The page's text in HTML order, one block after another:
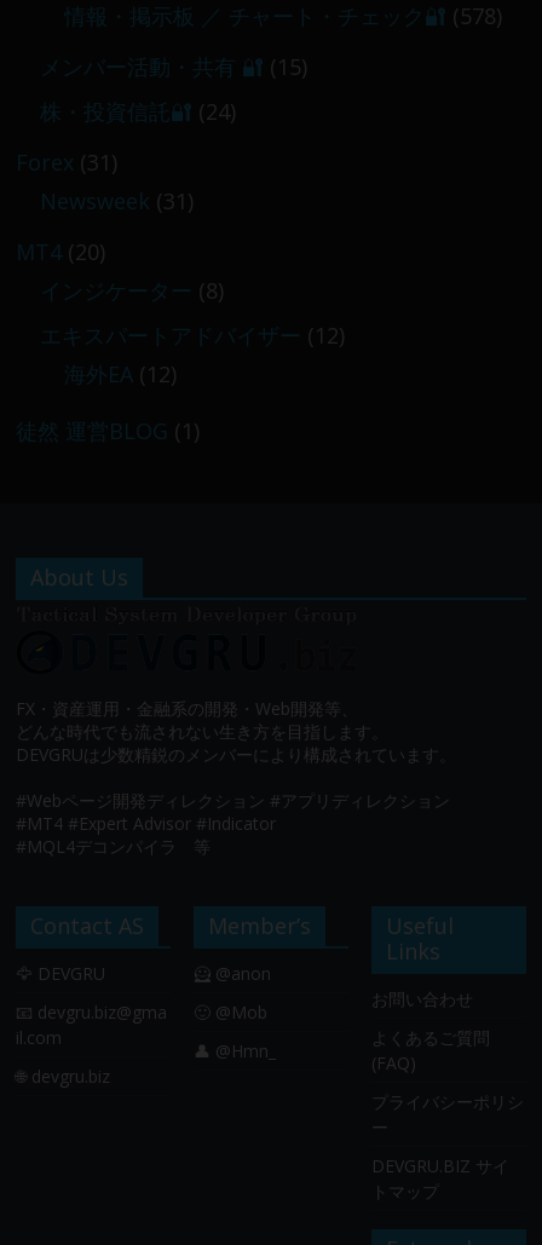
情報・掲示板 ／ チャート・チェック🔐 (578)
メンバー活動・共有 🔐 (15)
株・投資信託🔐 (24)
Forex (31)
Newsweek (31)
MT4(20)
インジケーター (8)
エキスパートアドバイザー (12)
海外EA (12)
徒然 運営BLOG (1)
About Us
FX・資産運用・金融系の開発・Web開発等、
どんな時代でも流されない生き方を目指します。
DEVGRUは少数精鋭のメンバーにより構成されています。
#Webページ開発ディレクション #アプリディレクション
#MT4 #Expert Advisor #Indicator
#MQL4デコンパイラ 等
Contact AS
🦅 DEVGRU
📧 devgru.biz@gma
il.com
🌐 devgru.biz
Member’s
🦸 @anon
🙂 @Mob
👤 @Hmn_
Useful
Links
お問い合わせ
よくあるご質問
(FAQ)
プライバシーポリシ
ー
DEVGRU.BIZ サイ
トマップ